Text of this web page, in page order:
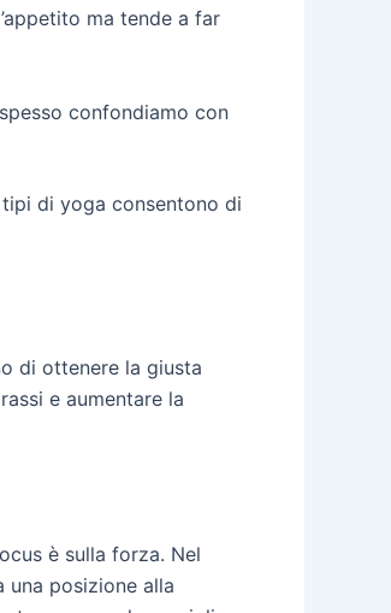
ma tende a far
confondiamo con
di yoga consentono di
di ottenere la giusta
e aumentare la
è sulla forza. Nel
una posizione alla